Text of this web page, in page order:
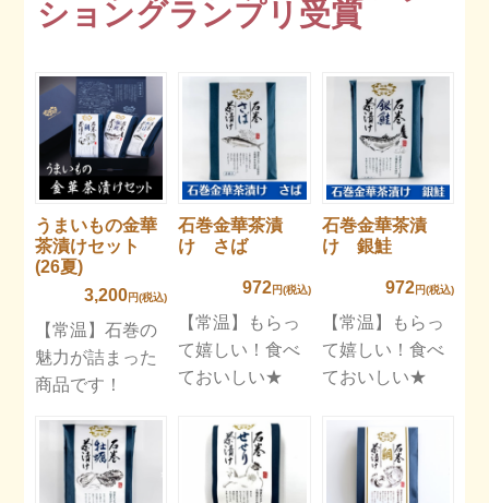
ショングランプリ受賞
うまいもの金華
茶漬けセット
(26夏)
3,200円(税込)
【常温】石巻の
魅力が詰まった
商品です！
石巻金華茶漬
け さば
972円(税込)
【常温】もらっ
て嬉しい！食べ
ておいしい★
石巻金華茶漬
け 銀鮭
972円(税込)
【常温】もらっ
て嬉しい！食べ
ておいしい★